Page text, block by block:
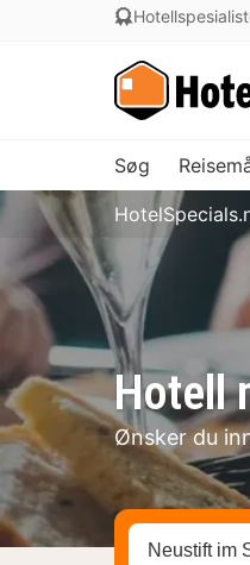
Søg
Hotell
Ønsker du
Søk hotell,